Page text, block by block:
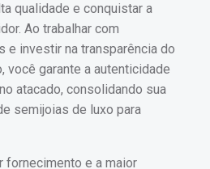
qualidade e conquistar a
Ao trabalhar com
e investir na transparência do
você garante a autenticidade
atacado, consolidando sua
semijoias de luxo para
fornecimento e a maior